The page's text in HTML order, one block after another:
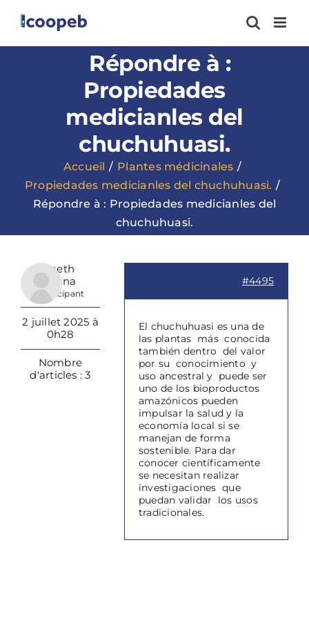
contenu
Répondre à :
Propiedades
medicianles del
chuchuhuasi.
Accueil
Plantes médicinales
Propiedades medicianles del chuchuhuasi.
Répondre à : Propiedades medicianles del
chuchuhuasi.
Janeth
Dayana
Participant
2 juillet 2025 à
0h28
Nombre
d'articles : 3
#4495
El chuchuhuasi es una de
las plantas más conocida
también dentro del valor
por su conocimiento y
uso ancestral y puede ser
uno de los bioproductos
amazónicos pueden
impulsar la salud y la
economía local si se
manejan de forma
sostenible. Para dar
conocer científicamente
se necesitan realizar
investigaciones que
puedan validar los usos
tradicionales.